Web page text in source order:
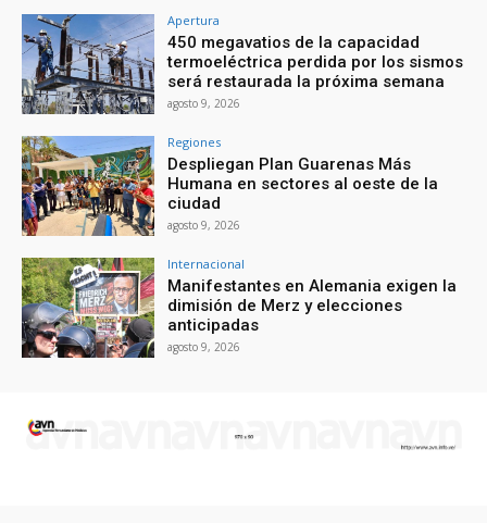
Apertura
450 megavatios de la capacidad
termoeléctrica perdida por los sismos
será restaurada la próxima semana
agosto 9, 2026
Regiones
Despliegan Plan Guarenas Más
Humana en sectores al oeste de la
ciudad
agosto 9, 2026
Internacional
Manifestantes en Alemania exigen la
dimisión de Merz y elecciones
anticipadas
agosto 9, 2026